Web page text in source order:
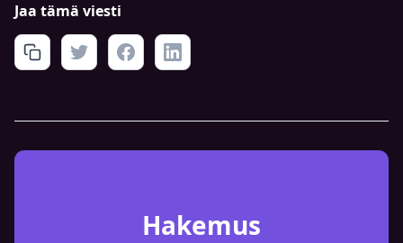
Jaa tämä viesti
Hakemus